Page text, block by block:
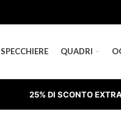
SPECCHIERE QUADRI
25% DI SCONTO